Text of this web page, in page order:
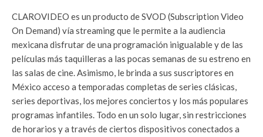
CLAROVIDEO es un producto de SVOD (Subscription Video
On Demand) vía streaming que le permite a la audiencia
mexicana disfrutar de una programación inigualable y de las
películas más taquilleras a las pocas semanas de su estreno en
las salas de cine. Asimismo, le brinda a sus suscriptores en
México acceso a temporadas completas de series clásicas,
series deportivas, los mejores conciertos y los más populares
programas infantiles. Todo en un solo lugar, sin restricciones
de horarios y a través de ciertos dispositivos conectados a